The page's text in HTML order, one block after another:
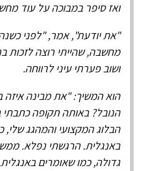
ואז סיפר במבוכה על עוד
"את יודעת", אמר, "לפני כשנה
מחשבה, שהייתי רוצה לזכות
ושוב פערתי עיני לרווחה.
הוא המשיך: "את מבינה איזה
הנובל? באותה תקופה
הבלוג המקצועי והמהגג שלי,
באנגלית. הרגשתי נפלא.